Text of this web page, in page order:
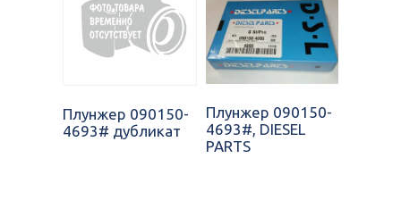
Плунжер 090150-
4693# дубликат
Плунжер 090150-
4693#, DIESEL
PARTS